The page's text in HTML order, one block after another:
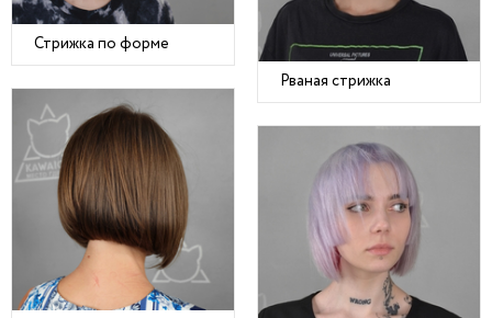
Стрижка по форме
Рваная стрижка